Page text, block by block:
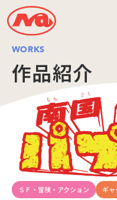
HOME
ニュース
ビジネス
作品紹介
会社案内
創業50周年記念ページ
音楽配信
採用情報
プレスリリース
お問い合わせ
WORKS
作品紹介
ＳＦ・冒険・アクション ギャ